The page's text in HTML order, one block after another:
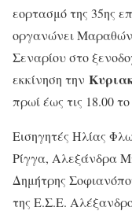
εορτασμό της 35ης
οργανώνει
Σεναρίου στο
εκκίνηση την
πρωί έως τις 18.00
Εισηγητές Ηλίας
Ρίγγα, Αλεξάνδρα
Δημήτρης
της Ε.Σ.Ε.